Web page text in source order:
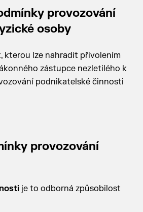
provozování
osoby
kterou lze nahradit přivolením
zástupce nezletilého k
podnikatelské činnosti
provozování
je to odborná způsobilost